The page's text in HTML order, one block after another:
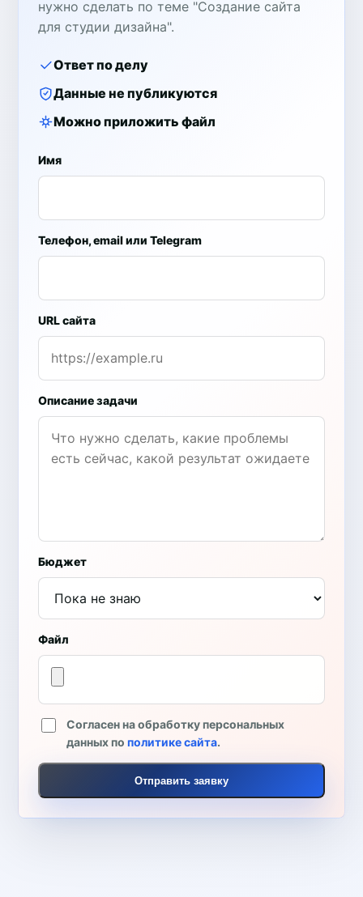
нужно сделать по теме "Создание сайта
для студии дизайна".
Ответ по делу
Данные не публикуются
Можно приложить файл
Имя
Телефон, email или Telegram
URL сайта
Описание задачи
Бюджет
Файл
Согласен на обработку персональных
данных пополитике сайта.
Отправить заявку